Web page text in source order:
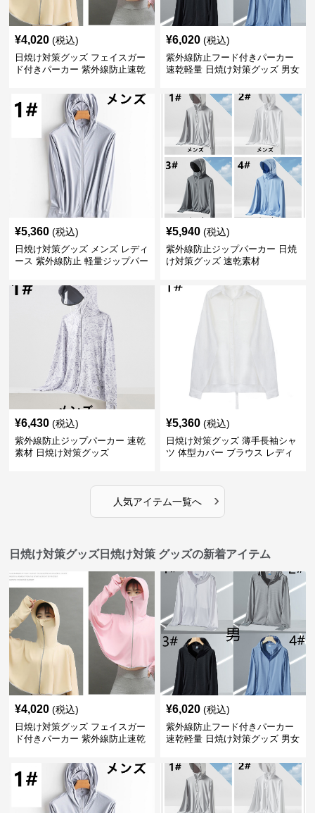
¥4,020 (税込)
日焼け対策グッズ フェイスガー
ド付きパーカー 紫外線防止速乾
¥6,020 (税込)
紫外線防止フード付きパーカー
速乾軽量 日焼け対策グッズ 男女
¥5,360 (税込)
日焼け対策グッズ メンズ レディ
ース 紫外線防止 軽量ジップパー
¥5,940 (税込)
紫外線防止ジップパーカー 日焼
け対策グッズ 速乾素材
¥6,430 (税込)
紫外線防止ジップパーカー 速乾
素材 日焼け対策グッズ
¥5,360 (税込)
日焼け対策グッズ 薄手長袖シャ
ツ 体型カバー ブラウス レディ
人気アイテム一覧へ ›
日焼け対策グッズ日焼け対策 グッズの新着アイテム
¥4,020 (税込)
日焼け対策グッズ フェイスガー
ド付きパーカー 紫外線防止速乾
¥6,020 (税込)
紫外線防止フード付きパーカー
速乾軽量 日焼け対策グッズ 男女